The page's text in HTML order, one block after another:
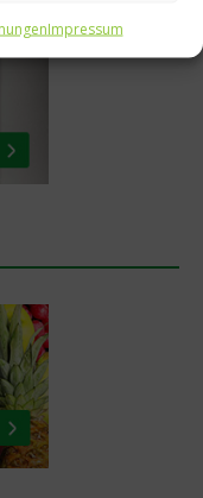
Impressum